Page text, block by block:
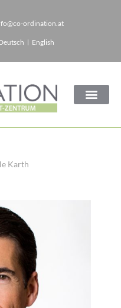
ordination.at
English
Karth